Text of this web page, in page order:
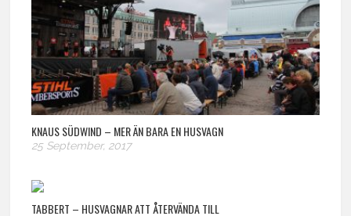
KNAUS SÜDWIND – MER ÄN BARA EN HUSVAGN
25 September, 2017
TABBERT – HUSVAGNAR ATT ÅTERVÄNDA TILL